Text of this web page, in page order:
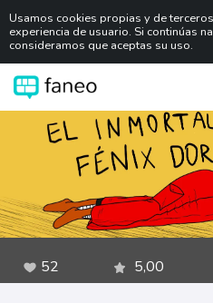
Usamos cookies propias y de
experiencia de usuario. Si continúas
consideramos que aceptas su uso.
52 5,00